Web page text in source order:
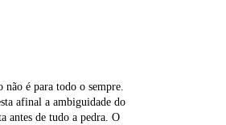
não é para todo o sempre.
afinal a ambiguidade do
antes de tudo a pedra. O